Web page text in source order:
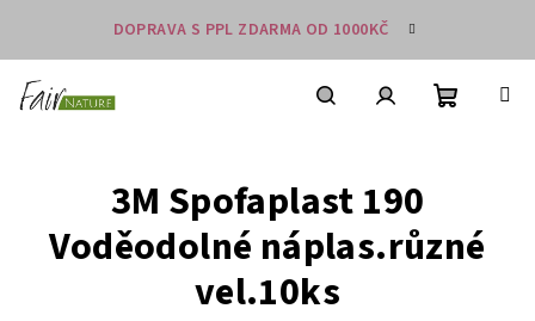
obsah
DOPRAVA S PPL ZDARMA OD 1000KČ
Nákupní
3M Spofaplast 190
Voděodolné náplas.různé
vel.10ks